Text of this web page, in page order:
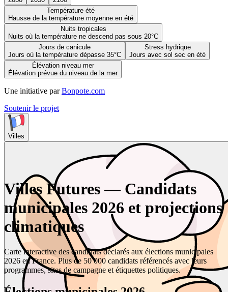
Température été
Hausse de la température moyenne en été
Nuits tropicales
Nuits où la température ne descend pas sous 20°C
Jours de canicule
Jours où la température dépasse 35°C
Stress hydrique
Jours avec sol sec en été
Élévation niveau mer
Élévation prévue du niveau de la mer
Une initiative par Bonpote.com
Soutenir le projet
Villes
Villes Futures — Candidats
municipales 2026 et projections
climatiques
Carte interactive des candidats déclarés aux élections municipales
2026 en France. Plus de 50 000 candidats référencés avec leurs
programmes, sites de campagne et étiquettes politiques.